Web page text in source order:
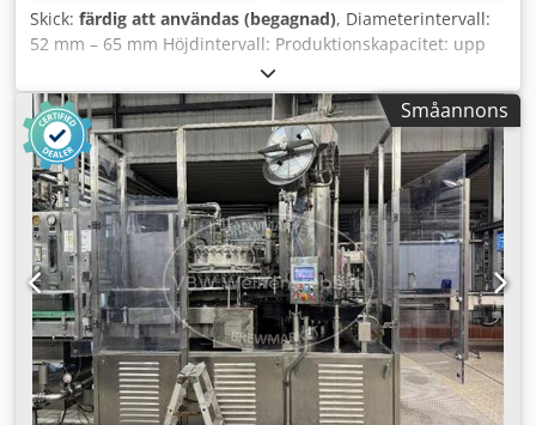
Skick: färdig att användas (begagnad), Diameterintervall:
52 mm – 65 mm Höjdintervall: Produktionskapacitet: upp
till 3000 st/timme Dedsyv An Aopfx Aqlewa Antal huvuden:
18 Verktyg för ca 52 mm (202) Fyllare och förslutare finns
tillgängliga separat eller tillsammans.
Småannons